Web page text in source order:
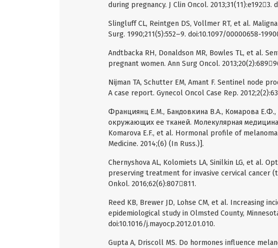
during pregnancy. J Clin Oncol. 2013;31(11):e1923.
Slingluff CL, Reintgen DS, Vollmer RT, et al.
Surg. 1990;211(5):552–9. doi:10.1097/00000658-
Andtbacka RH, Donaldson MR, Bowles TL, et al.
pregnant women. Ann Surg Oncol.
Nijman TA, Schutter EM, Amant F. Sentinel node
A case report. Gynecol Oncol Case Rep.
Франциянц Е.М., Бандовкина В.А., Комарова
окружающих ее тканей. Молекулярная медицина.
Komarova E.F., et al. Hormonal profile of
Medicine. 2014;(6) (In Russ.)].
Chernyshova AL, Kolomiets LA, Sinilkin LG, et al.
preserving treatment for invasive cervical cancer
Onkol. 2016;62(6):807811.
Reed KB, Brewer JD, Lohse CM, et al. Increasing
epidemiological study in Olmsted County,
doi:10.1016/j.mayocp.2012.01.010.
Gupta A, Driscoll MS. Do hormones influence